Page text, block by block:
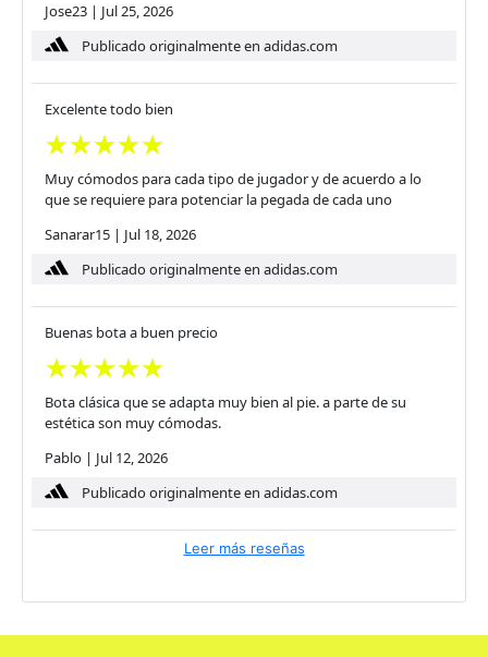
Jose23 | Jul 25, 2026
Publicado originalmente en adidas.com
Excelente todo bien
Muy cómodos para cada tipo de jugador y de acuerdo a lo
que se requiere para potenciar la pegada de cada uno
Sanarar15 | Jul 18, 2026
Publicado originalmente en adidas.com
Buenas bota a buen precio
Bota clásica que se adapta muy bien al pie. a parte de su
estética son muy cómodas.
Pablo | Jul 12, 2026
Publicado originalmente en adidas.com
Leer más reseñas